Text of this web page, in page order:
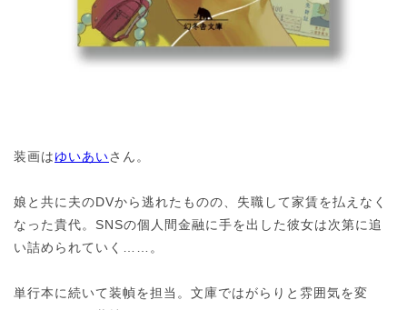
装画はゆいあいさん。
娘と共に夫のDVから逃れたものの、失職して家賃を払えなく
なった貴代。SNSの個人間金融に手を出した彼女は次第に追
い詰められていく……。
単行本に続いて装幀を担当。文庫ではがらりと雰囲気を変